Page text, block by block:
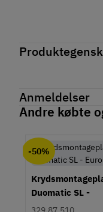
På lager17 Varer
Produktinformation
Materiale
Kunststof
Sort
Anmeldelser
Andre købte
-50%
Duomatic SL -
Euroskruer